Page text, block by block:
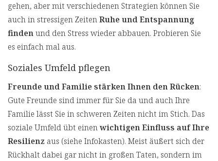
gehen, aber mit verschiedenen Strategien können Sie
auch in stressigen ZeitenRuhe und Entspannung
findenund den Stress wieder abbauen. Probieren Sie
es einfach mal aus.
Soziales Umfeld pflegen
Freunde und Familie stärken Ihnen den Rücken:
Gute Freunde sind immer für Sie da und auch Ihre
Familie lässt Sie in schweren Zeiten nicht im Stich. Das
soziale Umfeld übt einenwichtigen Einfluss auf Ihre
Resilienz aus (siehe Infokasten). Meist äußert sich der
Rückhalt dabei gar nicht in großen Taten, sondern im